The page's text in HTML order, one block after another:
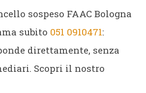
sospeso FAAC Bologna
subito 051 0910471:
direttamente, senza
Scopri il nostro